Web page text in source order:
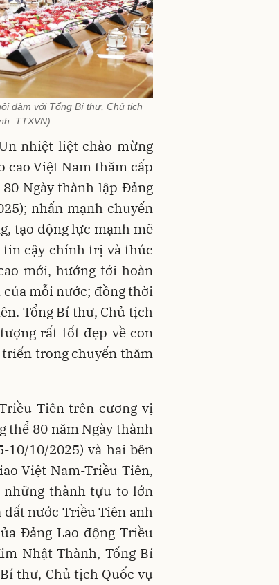
đàm với Tổng Bí thư, Chủ tịch
TTXVN)
nhiệt liệt chào mừng
cao Việt Nam thăm cấp
Ngày thành lập Đảng
nhấn mạnh chuyến
tạo động lực mạnh mẽ
tin cậy chính trị và thúc
mới, hướng tới hoàn
mỗi nước; đồng thời
Tổng Bí thư, Chủ tịch
rất tốt đẹp về con
trong chuyến thăm
Tiên trên cương vị
thể 80 năm Ngày thành
10/10/2025) và hai bên
Việt Nam-Triều Tiên,
thành tựu to lớn
nước Triều Tiên anh
Đảng Lao động Triều
Nhật Thành, Tổng Bí
thư, Chủ tịch Quốc vụ